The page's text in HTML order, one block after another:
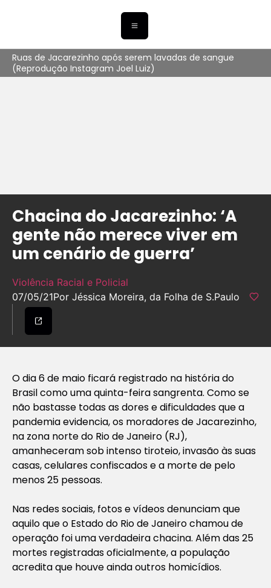
Ruas de Jacarezinho após serem lavadas de sangue
(Reprodução Instagram Joel Luiz)
Chacina do Jacarezinho: ‘A
gente não merece viver em
um cenário de guerra’
Violência Racial e Policial
07/05/21Por Jéssica Moreira, da Folha de S.Paulo
O dia 6 de maio ficará registrado na história do
Brasil como uma quinta-feira sangrenta. Como se
não bastasse todas as dores e dificuldades que a
pandemia evidencia, os moradores de Jacarezinho,
na zona norte do Rio de Janeiro (RJ),
amanheceram sob intenso tiroteio, invasão às suas
casas, celulares confiscados e a morte de pelo
menos 25 pessoas.
Nas redes sociais, fotos e vídeos denunciam que
aquilo que o Estado do Rio de Janeiro chamou de
operação foi uma verdadeira chacina. Além das 25
mortes registradas oficialmente, a população
acredita que houve ainda outros homicídios.